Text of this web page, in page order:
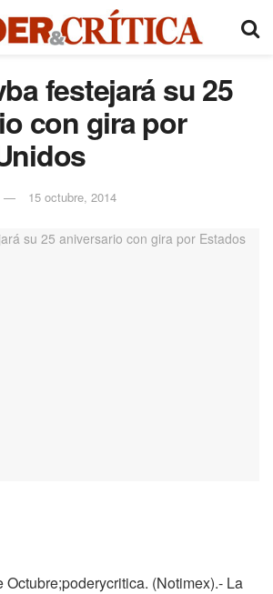
festejará su 25
con gira por
15 octubre, 2014
Octubre;poderycritica. (Notimex).- La